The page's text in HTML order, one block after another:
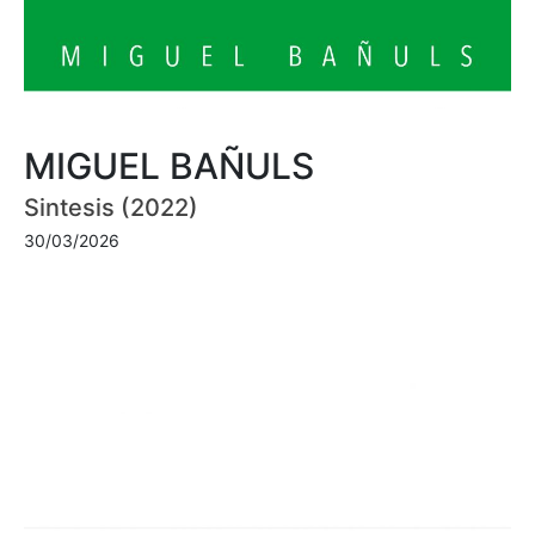
MIGUEL BAÑULS
Sintesis (2022)
30/03/2026